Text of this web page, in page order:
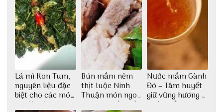
Lá mì Kon Tum,
nguyên liệu đặc
biệt cho các món
ăn độc đáo
Bún mắm nêm
thịt luộc Ninh
Thuận món ngon
dân dã miền biển
Nước mắm Gành
Đỏ – Tâm huyết
giữ vững hương vị
nước mắm sau